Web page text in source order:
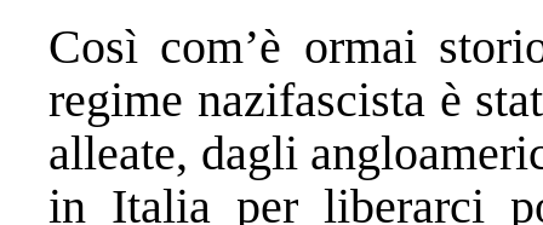
Così com’è ormai
regime nazifascista è
alleate, dagli
in Italia per liberarci